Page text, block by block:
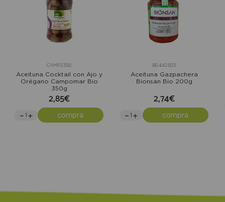
CAMP2392
Aceituna Cocktail con Ajo y
Orégano Campomar Bio
350g
2,85€
compra
BG442503
Aceituna Gazpachera
Bionsan Bio 200g
2,74€
compra